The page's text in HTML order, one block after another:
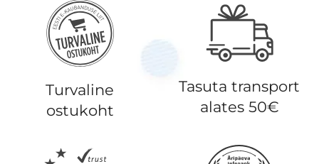
Turvaline
ostukoht
Tasuta transport
alates 50€